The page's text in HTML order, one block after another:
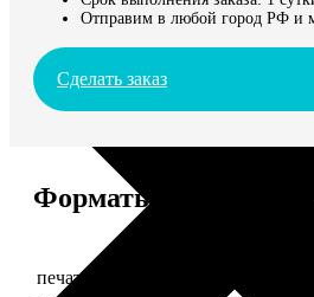
Отправим в любой город РФ и
Сделать заказ
Форматы и цены
печать фото на холсте 30х40 на